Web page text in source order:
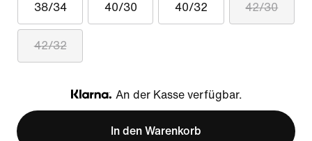
38/34 40/30 40/32 42/30
42/32
Klarna
An der Kasse verfügbar.
In den Warenkorb